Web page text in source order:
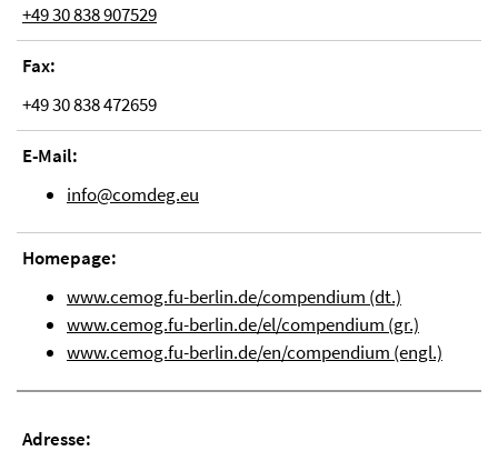
+49 30 838 907529
Fax:
+49 30 838 472659
E-Mail:
info@comdeg.eu
Homepage:
www.cemog.fu-berlin.de/compendium (dt.)
www.cemog.fu-berlin.de/el/compendium (gr.)
www.cemog.fu-berlin.de/en/compendium (engl.)
Adresse: